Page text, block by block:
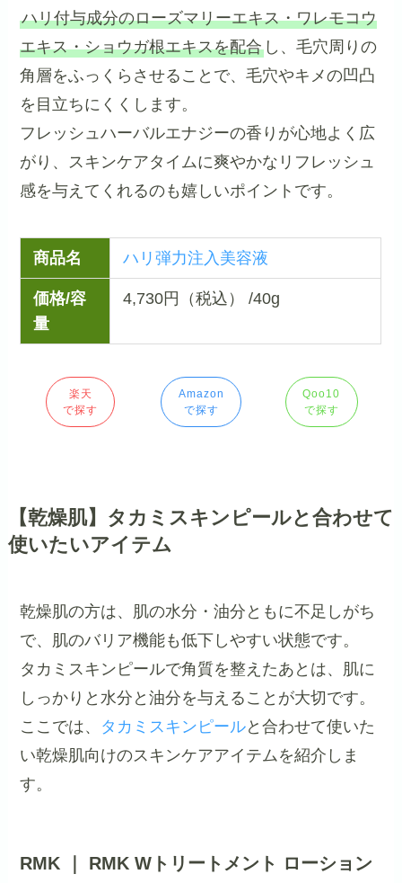
ハリ付与成分のローズマリーエキス・ワレモコウ
エキス・ショウガ根エキスを配合 し、毛穴周りの
角層をふっくらさせることで、毛穴やキメの凹凸
を目立ちにくくします。
フレッシュハーバルエナジーの香りが心地よく広
がり、スキンケアタイムに爽やかなリフレッシュ
感を与えてくれるのも嬉しいポイントです。
商品名 ハリ弾力注入美容液
価格/容
量
4,730円（税込） /40g
楽天
で探す
Amazon
で探す
Qoo10
で探す
【乾燥肌】タカミスキンピールと合わせて
使いたいアイテム
乾燥肌の方は、肌の水分・油分ともに不足しがち
で、肌のバリア機能も低下しやすい状態です。
タカミスキンピールで角質を整えたあとは、肌に
しっかりと水分と油分を与えることが大切です。
ここでは、 タカミスキンピールと合わせて使いた
い乾燥肌向けのスキンケアアイテムを紹介しま
す。
RMK ｜ RMK Wトリートメント ローション